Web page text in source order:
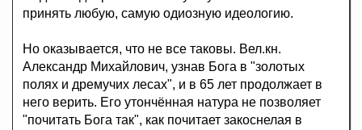
принять любую, самую одиозную идеологию.
Но оказывается, что не все таковы. Вел.кн.
Александр Михайлович, узнав Бога в "золотых
полях и дремучих лесах", и в 65 лет продолжает в
него верить. Его утончённая натура не позволяет
"почитать Бога так", как почитает закоснелая в